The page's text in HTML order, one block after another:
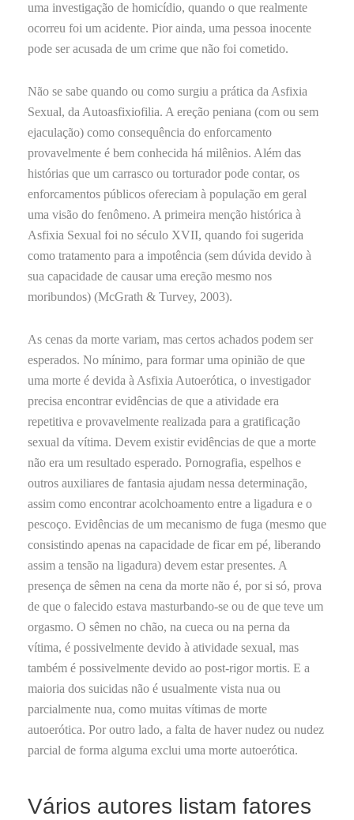
uma investigação de homicídio, quando o que realmente
ocorreu foi um acidente. Pior ainda, uma pessoa inocente
pode ser acusada de um crime que não foi cometido.
Não se sabe quando ou como surgiu a prática da Asfixia
Sexual, da Autoasfixiofilia. A ereção peniana (com ou sem
ejaculação) como consequência do enforcamento
provavelmente é bem conhecida há milênios. Além das
histórias que um carrasco ou torturador pode contar, os
enforcamentos públicos ofereciam à população em geral
uma visão do fenômeno. A primeira menção histórica à
Asfixia Sexual foi no século XVII, quando foi sugerida
como tratamento para a impotência (sem dúvida devido à
sua capacidade de causar uma ereção mesmo nos
moribundos) (McGrath & Turvey, 2003).
As cenas da morte variam, mas certos achados podem ser
esperados. No mínimo, para formar uma opinião de que
uma morte é devida à Asfixia Autoerótica, o investigador
precisa encontrar evidências de que a atividade era
repetitiva e provavelmente realizada para a gratificação
sexual da vítima. Devem existir evidências de que a morte
não era um resultado esperado. Pornografia, espelhos e
outros auxiliares de fantasia ajudam nessa determinação,
assim como encontrar acolchoamento entre a ligadura e o
pescoço. Evidências de um mecanismo de fuga (mesmo que
consistindo apenas na capacidade de ficar em pé, liberando
assim a tensão na ligadura) devem estar presentes. A
presença de sêmen na cena da morte não é, por si só, prova
de que o falecido estava masturbando-se ou de que teve um
orgasmo. O sêmen no chão, na cueca ou na perna da
vítima, é possivelmente devido à atividade sexual, mas
também é possivelmente devido ao post-rigor mortis. E a
maioria dos suicidas não é usualmente vista nua ou
parcialmente nua, como muitas vítimas de morte
autoerótica. Por outro lado, a falta de haver nudez ou nudez
parcial de forma alguma exclui uma morte autoerótica.
Vários autores listam fatores